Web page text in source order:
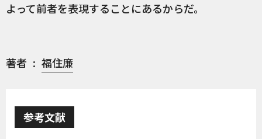
よって前者を表現することにあるからだ。
著者 福住廉
参考文献